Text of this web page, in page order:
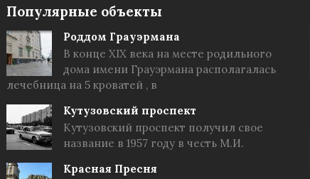
Популярные объекты
Роддом Грауэрмана
В конце XIX века на месте родильного
дома имени Грауэрмана располагалась
лечебница на 5 кроватей , в
Кутузовский проспект
Кутузовский проспект получил свое
название в 1957 году в честь М.И.
Красная Пресня